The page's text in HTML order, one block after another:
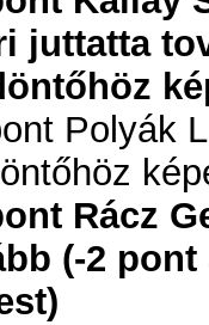
juttatta
Polyák
Rácz
(-2